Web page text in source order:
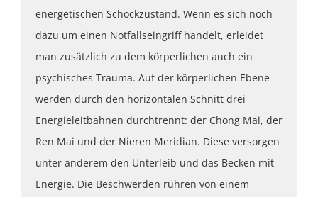
energetischen Schockzustand. Wenn es sich noch
dazu um einen Notfallseingriff handelt, erleidet
man zusätzlich zu dem körperlichen auch ein
psychisches Trauma. Auf der körperlichen Ebene
werden durch den horizontalen Schnitt drei
Energieleitbahnen durchtrennt: der Chong Mai, der
Ren Mai und der Nieren Meridian. Diese versorgen
unter anderem den Unterleib und das Becken mit
Energie. Die Beschwerden rühren von einem